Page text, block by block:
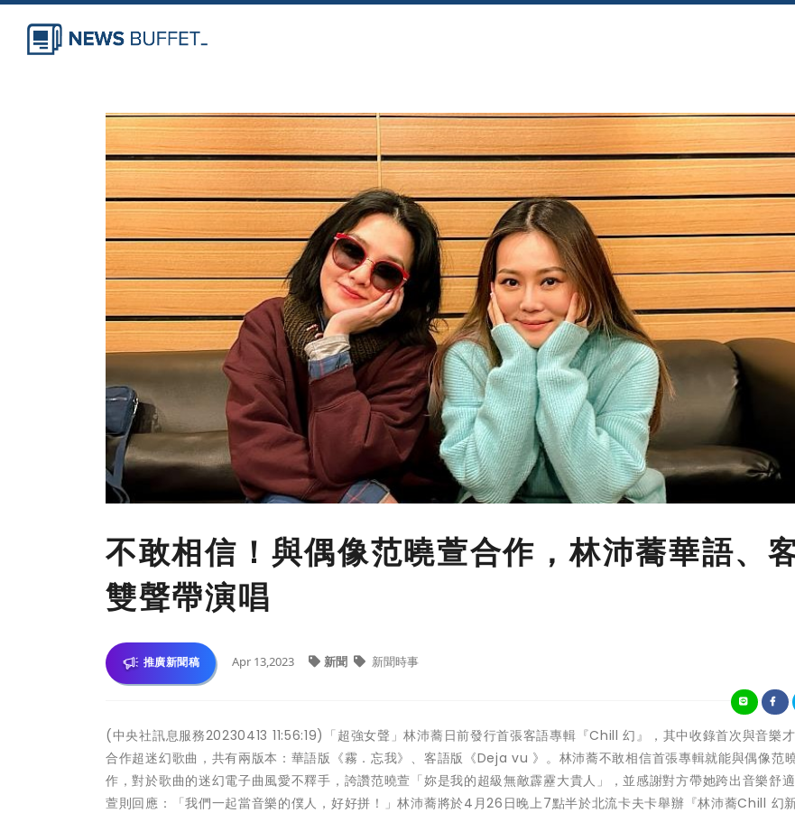
不敢相信！與偶像范曉萱合作，林沛蕎華語、
雙聲帶演唱
推廣新聞稿 Apr 13,2023 新聞 新聞時事
(中央社訊息服務20230413 11:56:19)「超強女聲」林沛蕎日前發行首張客語專輯『Chill 幻』，其中收錄首次與音樂
合作超迷幻歌曲，共有兩版本：華語版《霧．忘我》、客語版《Deja vu 》。林沛蕎不敢相信首張專輯就能與偶像范
作，對於歌曲的迷幻電子曲風愛不釋手，誇讚范曉萱「妳是我的超級無敵霹靂大貴人」，並感謝對方帶她跨出音樂舒
萱則回應：「我們一起當音樂的僕人，好好拼！」林沛蕎將於4月26日晚上7點半於北流卡夫卡舉辦『林沛蕎Chill 幻